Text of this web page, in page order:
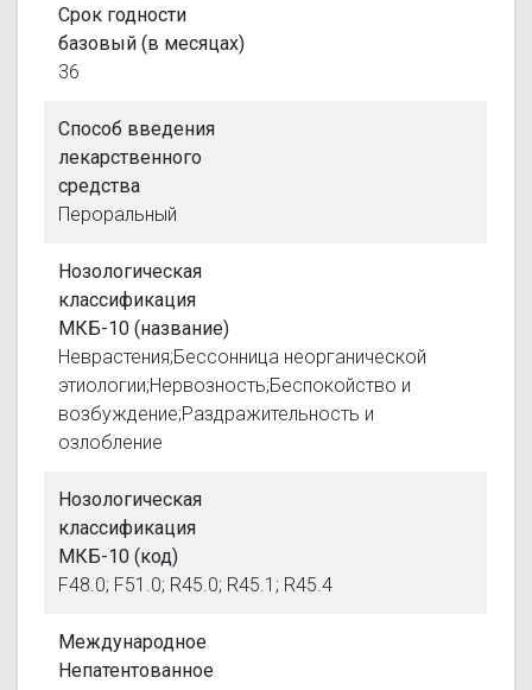
Срок годности
базовый (в месяцах)
36
Способ введения
лекарственного
средства
Пероральный
Нозологическая
классификация
МКБ-10 (название)
Неврастения;Бессонница неорганической
этиологии;Нервозность;Беспокойство и
возбуждение;Раздражительность и
озлобление
Нозологическая
классификация
МКБ-10 (код)
F48.0; F51.0; R45.0; R45.1; R45.4
Международное
Непатентованное